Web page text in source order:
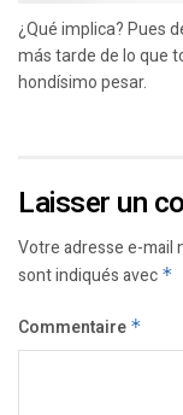
¿Qué implica? Pues
más tarde de lo que
hondísimo pesar.
Laisser un
Votre adresse e-mail
sont indiqués avec *
Commentaire *